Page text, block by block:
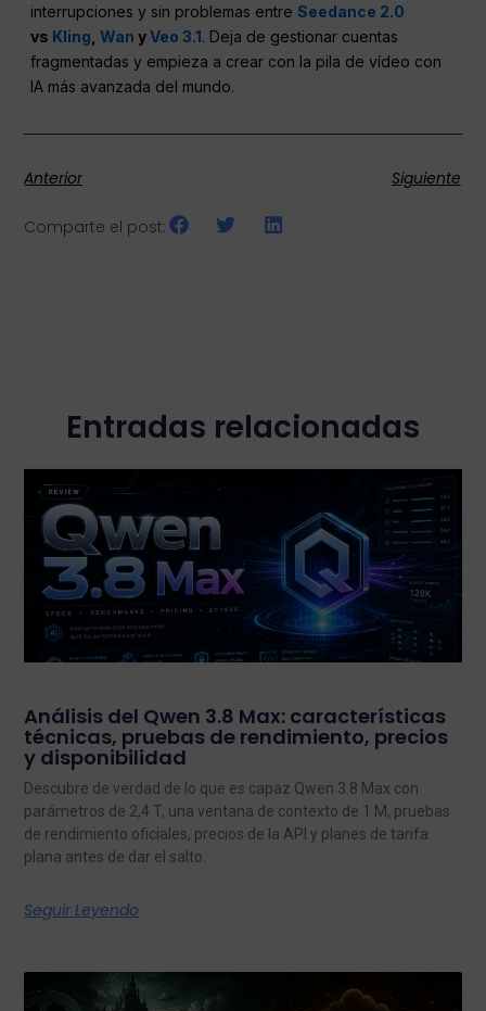
interrupciones y sin problemas entreSeedance 2.0
vs Kling ,Wan yVeo 3.1. Deja de gestionar cuentas
fragmentadas y empieza a crear con la pila de vídeo con
IA más avanzada del mundo.
Anterior Siguiente
Comparte el post:
Entradas relacionadas
Análisis del Qwen 3.8 Max: características
técnicas, pruebas de rendimiento, precios
y disponibilidad
Descubre de verdad de lo que es capaz Qwen 3.8 Max con
parámetros de 2,4 T, una ventana de contexto de 1 M, pruebas
de rendimiento oficiales, precios de la API y planes de tarifa
plana antes de dar el salto.
Seguir Leyendo